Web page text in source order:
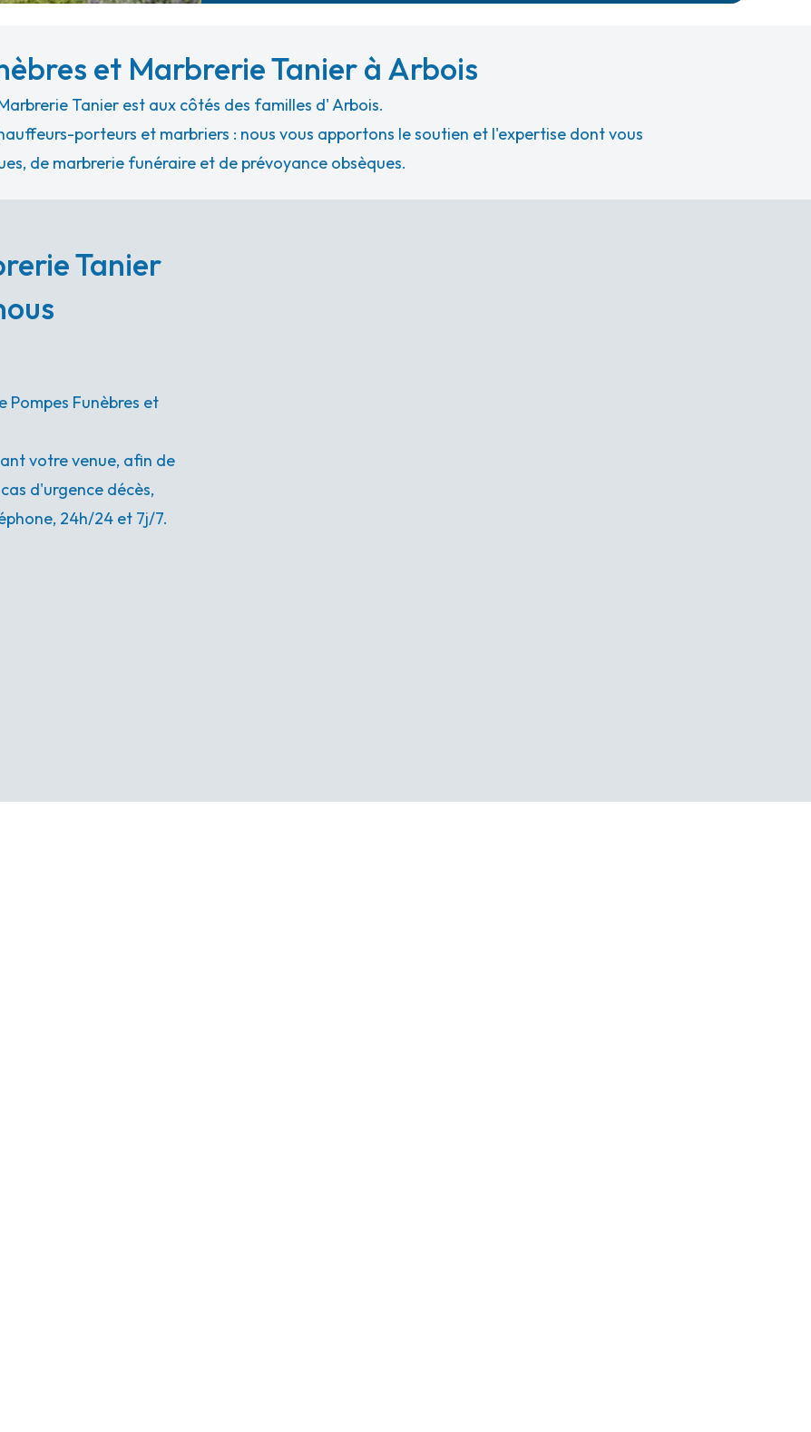
et Marbrerie Tanier à Arbois
Tanier est aux côtés des familles d' Arbois.
porteurs et marbriers : nous vous apportons le soutien et l'expertise dont vous
de marbrerie funéraire et de prévoyance obsèques.
Tanier
Pompes Funèbres et
votre venue, afin de
d'urgence décès,
24h/24 et 7j/7.